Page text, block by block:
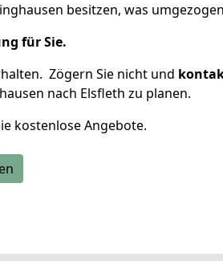
besitzen, was
für Sie.
Zögern Sie nicht und
nach Elsfleth zu planen.
kostenlose Angebote.